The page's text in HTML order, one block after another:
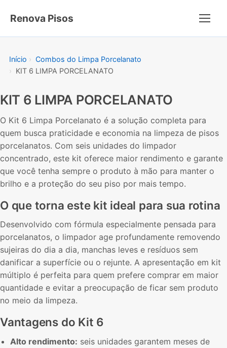
Renova Pisos Menu
Início
Combos do Limpa Porcelanato
KIT 6 LIMPA PORCELANATO
KIT 6 LIMPA PORCELANATO
O Kit 6 Limpa Porcelanato é a solução completa para
quem busca praticidade e economia na limpeza de pisos
porcelanatos. Com seis unidades do limpador
concentrado, este kit oferece maior rendimento e garante
que você tenha sempre o produto à mão para manter o
brilho e a proteção do seu piso por mais tempo.
O que torna este kit ideal para sua rotina
Desenvolvido com fórmula especialmente pensada para
porcelanatos, o limpador age profundamente removendo
sujeiras do dia a dia, manchas leves e resíduos sem
danificar a superfície ou o rejunte. A apresentação em kit
múltiplo é perfeita para quem prefere comprar em maior
quantidade e evitar a preocupação de ficar sem produto
no meio da limpeza.
Vantagens do Kit 6
Alto rendimento: seis unidades garantem meses de